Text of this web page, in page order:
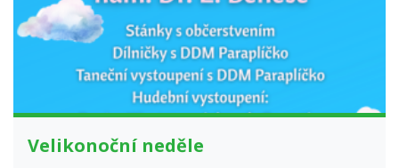
Velikonoční neděle